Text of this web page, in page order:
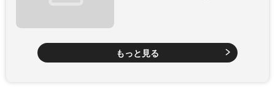
もっと見る